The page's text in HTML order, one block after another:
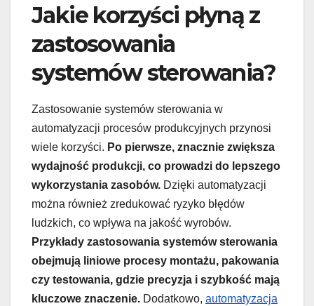
Jakie korzyści płyną z
zastosowania
systemów sterowania?
Zastosowanie systemów sterowania w
automatyzacji procesów produkcyjnych przynosi
wiele korzyści. Po pierwsze, znacznie zwiększa
wydajność produkcji, co prowadzi do lepszego
wykorzystania zasobów. Dzięki automatyzacji
można również zredukować ryzyko błędów
ludzkich, co wpływa na jakość wyrobów.
Przykłady zastosowania systemów sterowania
obejmują liniowe procesy montażu, pakowania
czy testowania, gdzie precyzja i szybkość mają
kluczowe znaczenie. Dodatkowo, automatyzacja